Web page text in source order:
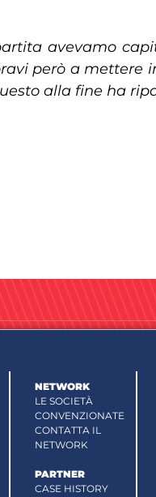
avevamo
però a mettere
alla fine ha
NETWORK
LE SOCIETÀ
CONVENZIONATE
CONTATTA IL
NETWORK
PARTNER
CASE HISTORY